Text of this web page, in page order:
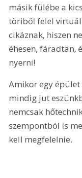
másik fülébe a
töriből felel
cikáznak, hiszen
éhesen, fáradtan,
nyerni!
Amikor egy épület
mindig jut
nemcsak
szempontból is
kell megfelelnie.